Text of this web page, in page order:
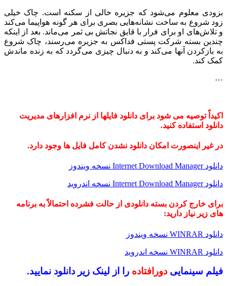
بزودی معلوم می‌شود که جزیره خالی از سکنه است. چاک خیلی
زود شروع به ساخت نشانه‌هایی بصری برای هر گونه هواپیما می‌کند
و تلاش‌های او برای فرار با قایق نجاتش بی ثمر می‌ماند. بعد از اینکه
چندین بسته شرکت پستی فداکس به جزیره می‌رسند، چاک شروع
به بازکردن آنها می‌کند و به دنبال چیزی می‌گردد که به زنده ماندش
کمک کند.
…
اکیداً توصیه می شود برای دانلود فایلها از نرم افزارهای مدیریت
دانلود استفاده کنید.
در غیر اینصورت امکان دانلود نشدن کامل فایل ها وجود دارد.
دانلود Internet Download Manager نسخه ویندوز
دانلود Internet Download Manager نسخه اندروید
برای خارج کردن بسته دانلودی از حالت فشرده احتمالاً به برنامه
های زیر نیاز دارید:
دانلود WINRAR نسخه ویندوز
دانلود WINRAR نسخه اندروید
فیلم سینمایی دورافتاده را از لینک زیر دانلود نمایید.